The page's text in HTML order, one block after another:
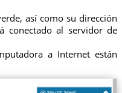
así como su dirección
conectado al servidor de
a Internet están